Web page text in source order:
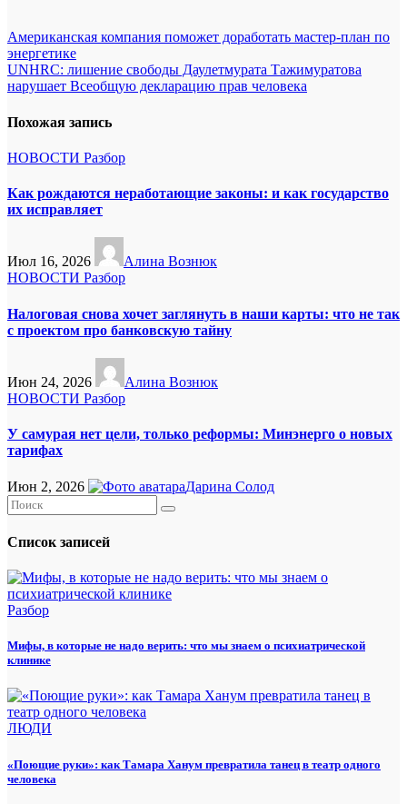
Навигация
по
записям
Американская компания поможет доработать мастер-план по
энергетике
UNHRC: лишение свободы Даулетмурата Тажимуратова
нарушает Всеобщую декларацию прав человека
Похожая запись
НОВОСТИ Разбор
Как рождаются неработающие законы: и как государство
их исправляет
Июл 16, 2026
Алина Вознюк
НОВОСТИ Разбор
Налоговая снова хочет заглянуть в наши карты: что не так
с проектом про банковскую тайну
Июн 24, 2026
Алина Вознюк
НОВОСТИ Разбор
У самурая нет цели, только реформы: Минэнерго о новых
тарифах
Июн 2, 2026 Дарина Солод
Список записей
Разбор
Мифы, в которые не надо верить: что мы знаем о психиатрической
клинике
ЛЮДИ
«Поющие руки»: как Тамара Ханум превратила танец в театр одного
человека